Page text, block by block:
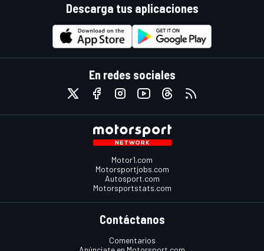
Descarga tus aplicaciones
En redes sociales
Motor1.com
Motorsportjobs.com
Autosport.com
Motorsportstats.com
Contáctanos
Comentarios